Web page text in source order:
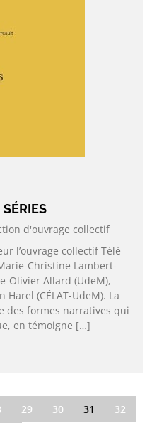
d'ouvrage collectif
l’ouvrage collectif Télé
Christine Lambert-
Olivier Allard (UdeM),
Harel (CÉLAT-UdeM). La
des formes narratives qui
en témoigne […]
29 30 31 32